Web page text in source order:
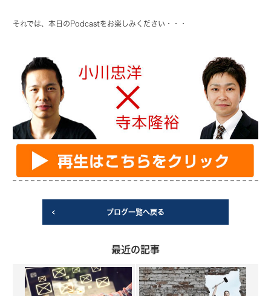
それでは、本日のPodcastをお楽しみください・・・
ブログ一覧へ戻る
最近の記事